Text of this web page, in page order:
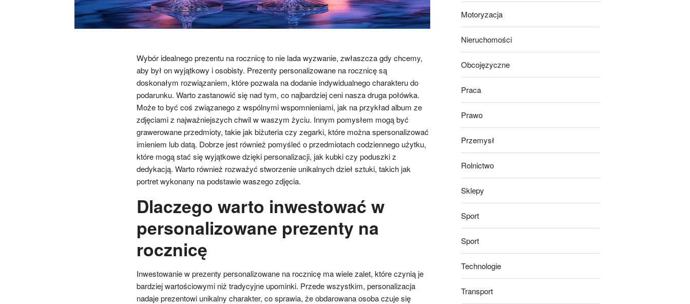
Wybór idealnego prezentu na rocznicę to nie lada wyzwanie, zwłaszcza gdy chcemy,
aby był on wyjątkowy i osobisty. Prezenty personalizowane na rocznicę są
doskonałym rozwiązaniem, które pozwala na dodanie indywidualnego charakteru do
podarunku. Warto zastanowić się nad tym, co najbardziej ceni nasza druga połówka.
Może to być coś związanego z wspólnymi wspomnieniami, jak na przykład album ze
zdjęciami z najważniejszych chwil w waszym życiu. Innym pomysłem mogą być
grawerowane przedmioty, takie jak biżuteria czy zegarki, które można spersonalizować
imieniem lub datą. Dobrze jest również pomyśleć o przedmiotach codziennego użytku,
które mogą stać się wyjątkowe dzięki personalizacji, jak kubki czy poduszki z
dedykacją. Warto również rozważyć stworzenie unikalnych dzieł sztuki, takich jak
portret wykonany na podstawie waszego zdjęcia.
Dlaczego warto inwestować w
personalizowane prezenty na
rocznicę
Inwestowanie w prezenty personalizowane na rocznicę ma wiele zalet, które czynią je
bardziej wartościowymi niż tradycyjne upominki. Przede wszystkim, personalizacja
nadaje prezentowi unikalny charakter, co sprawia, że obdarowana osoba czuje się
Motoryzacja
Nieruchomości
Obcojęzyczne
Praca
Prawo
Przemysł
Rolnictwo
Sklepy
Sport
Sport
Technologie
Transport